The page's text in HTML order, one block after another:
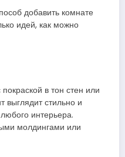
добавить комнате
идей, как можно
в тон стен или
выглядит стильно и
интерьера.
молдингами или